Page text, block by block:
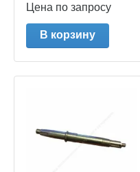
Цена по запросу
В корзину